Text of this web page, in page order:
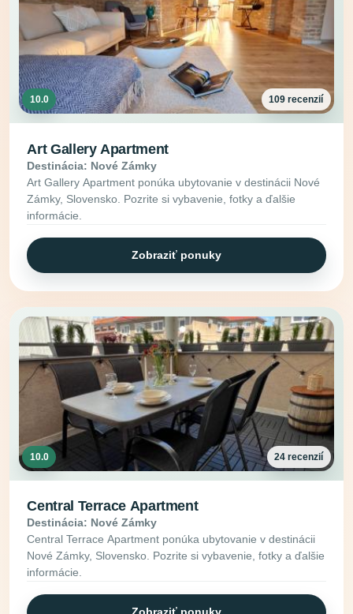
10.0 109 recenzií
Art Gallery Apartment
Destinácia: Nové Zámky
Art Gallery Apartment ponúka ubytovanie v destinácii Nové
Zámky, Slovensko. Pozrite si vybavenie, fotky a ďalšie
informácie.
Zobraziť ponuky
10.0 24 recenzií
Central Terrace Apartment
Destinácia: Nové Zámky
Central Terrace Apartment ponúka ubytovanie v destinácii
Nové Zámky, Slovensko. Pozrite si vybavenie, fotky a ďalšie
informácie.